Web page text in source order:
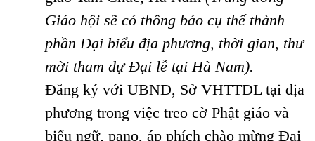
Giáo hội sẽ có thông báo cụ thể thành
phần Đại biểu địa phương, thời gian, thư
mời tham dự Đại lễ tại Hà Nam).
Đăng ký với UBND, Sở VHTTDL tại địa
phương trong việc treo cờ Phật giáo và
biểu ngữ, pano, áp phích chào mừng Đại